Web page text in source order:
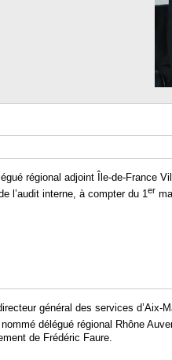
régional adjoint Île-de-France
l’audit interne, à compter du 1er
général des services d’Aix-
délégué régional Rhône
de Frédéric Faure.